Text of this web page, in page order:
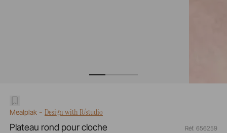
Mealplak- Design with R/studio
Plateau rond pour cloche
Réf. 656259